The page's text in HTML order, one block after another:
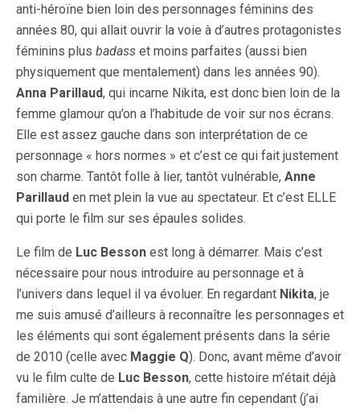
anti-héroïne bien loin des personnages féminins des
années 80, qui allait ouvrir la voie à d’autres protagonistes
féminins plus badass et moins parfaites (aussi bien
physiquement que mentalement) dans les années 90).
Anna Parillaud, qui incarne Nikita, est donc bien loin de la
femme glamour qu’on a l’habitude de voir sur nos écrans.
Elle est assez gauche dans son interprétation de ce
personnage « hors normes » et c’est ce qui fait justement
son charme. Tantôt folle à lier, tantôt vulnérable, Anne
Parillaud en met plein la vue au spectateur. Et c’est ELLE
qui porte le film sur ses épaules solides.
Le film de Luc Besson est long à démarrer. Mais c’est
nécessaire pour nous introduire au personnage et à
l’univers dans lequel il va évoluer. En regardant Nikita, je
me suis amusé d’ailleurs à reconnaître les personnages et
les éléments qui sont également présents dans la série
de 2010 (celle avec Maggie Q). Donc, avant même d’avoir
vu le film culte de Luc Besson, cette histoire m’était déjà
familière. Je m’attendais à une autre fin cependant (j’ai